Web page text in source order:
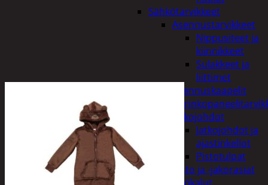
Sähkötarvikkeet
Asennustarvikkeet
Nippusiteet ja
kiinnikkeet
Sulakkeet ja
liittimet
Asennuskaapelit
Jatkojohdot
Jatkojohdot ja
ajastinkellot
Pistotulpat
Pisto ja -jakorasiat